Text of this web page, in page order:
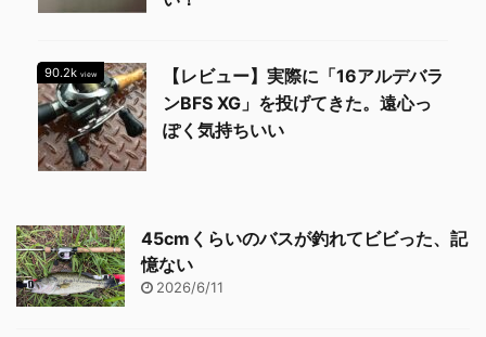
90.2k view
【レビュー】実際に「16アルデバラ
ンBFS XG」を投げてきた。遠心っ
ぽく気持ちいい
45cmくらいのバスが釣れてビビった、記
憶ない
2026/6/11